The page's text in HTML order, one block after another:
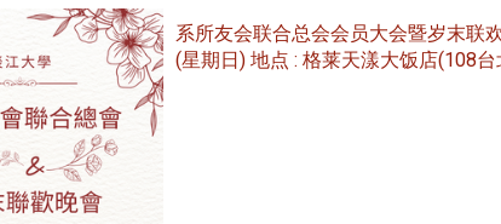
系所友会联合总会会员大会暨岁末联
(星期日) 地点 : 格莱天漾大饭店(108
版 热门焦点
四载深耕校友情谊 校友处
行长彭春阳荣退 校友感念
伴同行
头版 热门焦点